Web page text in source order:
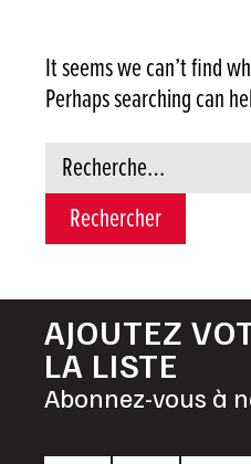
It seems we can’t find
Perhaps searching can
Rechercher :
AJOUTEZ
LA LISTE
Abonnez-vous à